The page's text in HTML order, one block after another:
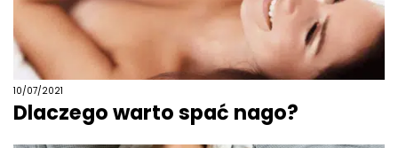
10/07/2021
Dlaczego warto spać nago?